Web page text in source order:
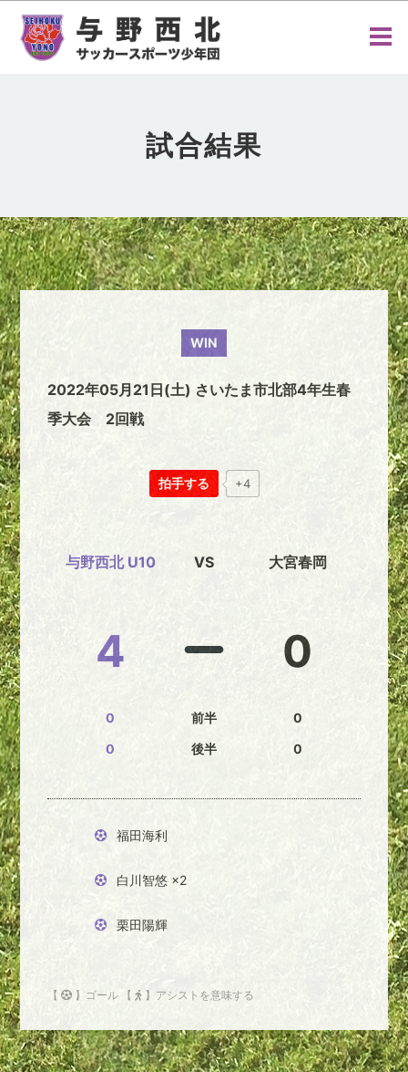
試合結果
WIN
2022年05月21日(土) さいたま市北部4年生春
季大会 2回戦
拍手する +4
与野西北 U10
4
0
0
VS
前半
後半
大宮春岡
0
0
0
福田海利
白川智悠 ×2
栗田陽輝
【 】ゴール 【 】アシストを意味する